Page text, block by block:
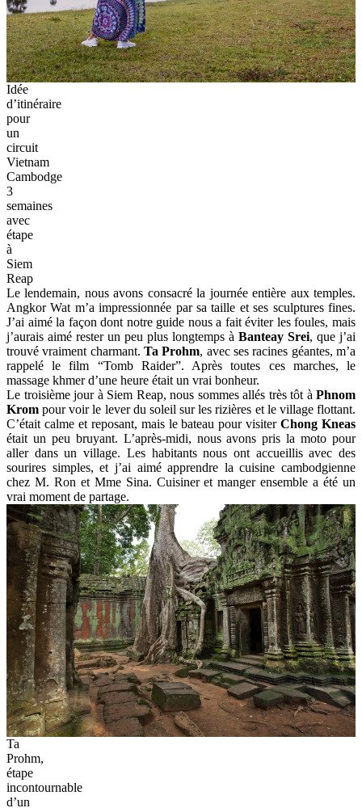
Idée
d’itinéraire
pour
un
circuit
Vietnam
Cambodge
3
semaines
avec
étape
à
Siem
Reap
Le lendemain, nous avons consacré la journée entière aux temples.
Angkor Wat m’a impressionnée par sa taille et ses sculptures fines.
J’ai aimé la façon dont notre guide nous a fait éviter les foules, mais
j’aurais aimé rester un peu plus longtemps à Banteay Srei, que j’ai
trouvé vraiment charmant. Ta Prohm, avec ses racines géantes, m’a
rappelé le film “Tomb Raider”. Après toutes ces marches, le
massage khmer d’une heure était un vrai bonheur.
Le troisième jour à Siem Reap, nous sommes allés très tôt à Phnom
Krom pour voir le lever du soleil sur les rizières et le village flottant.
C’était calme et reposant, mais le bateau pour visiterChong Kneas
était un peu bruyant. L’après-midi, nous avons pris la moto pour
aller dans un village. Les habitants nous ont accueillis avec des
sourires simples, et j’ai aimé apprendre la cuisine cambodgienne
chez M. Ron et Mme Sina. Cuisiner et manger ensemble a été un
vrai moment de partage.
Ta
Prohm,
étape
incontournable
d’un